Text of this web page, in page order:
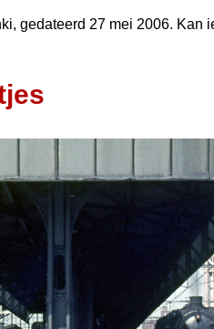
gedateerd 27 mei 2006. Kan